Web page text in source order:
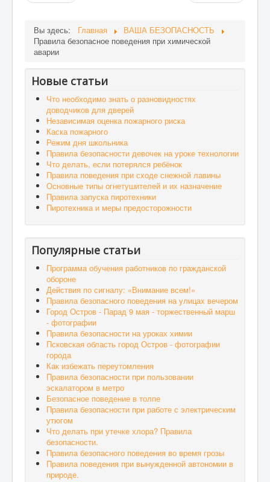
Вы здесь: Главная
ВАША БЕЗОПАСНОСТЬ
Правила безопасное поведения при химической
аварии
Новые статьи
Что необходимо знать о разновидностях
доводчиков для дверей
Независимая оценка пожарного риска
Каска пожарного
Режим дня школьника
Правила безопасности девочек на уроке технологии
Что делать, если потерялся ребёнок
Правила поведения при сходе снежной лавины
Основные типы огнетушителей и их назначение
Правила запуска пиротехники
Пиротехника и меры предосторожности
Популярные статьи
Программа обучения работников по гражданской
обороне
Действия по сигналу: «Внимание всем!»
Правила безопасного поведения на улицах вечером
Город Остров - Парад 9 мая - торжественный марш
- фотографии
Правила безопасности на уроках химии
Псковская область город Остров - фотографии
города
Как избежать переутомления
Правила безопасности при пользовании
эскалатором в метро
Безопасное поведение в толпе
Правила безопасности при работе с электрическим
утюгом
Что делать при утечке хлора? Правила
безопасности.
Правила безопасного поведения во время грозы
Правила поведения при вынужденной автономии в
природе.